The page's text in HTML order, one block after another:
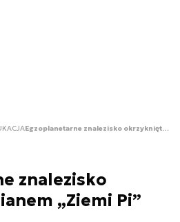
Egzoplanetarne znalezisko okrzyknięte mianem „Ziemi Pi”
znalezisko
„Ziemi Pi”